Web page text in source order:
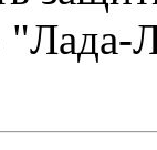
"Лада-